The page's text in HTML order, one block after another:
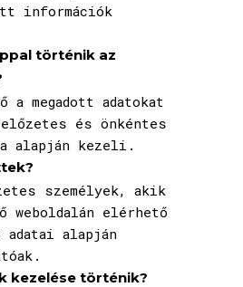
információk
történik az
a megadott adatokat
és önkéntes
alapján kezeli.
személyek, akik
weboldalán elérhető
adatai alapján
kezelése történik?